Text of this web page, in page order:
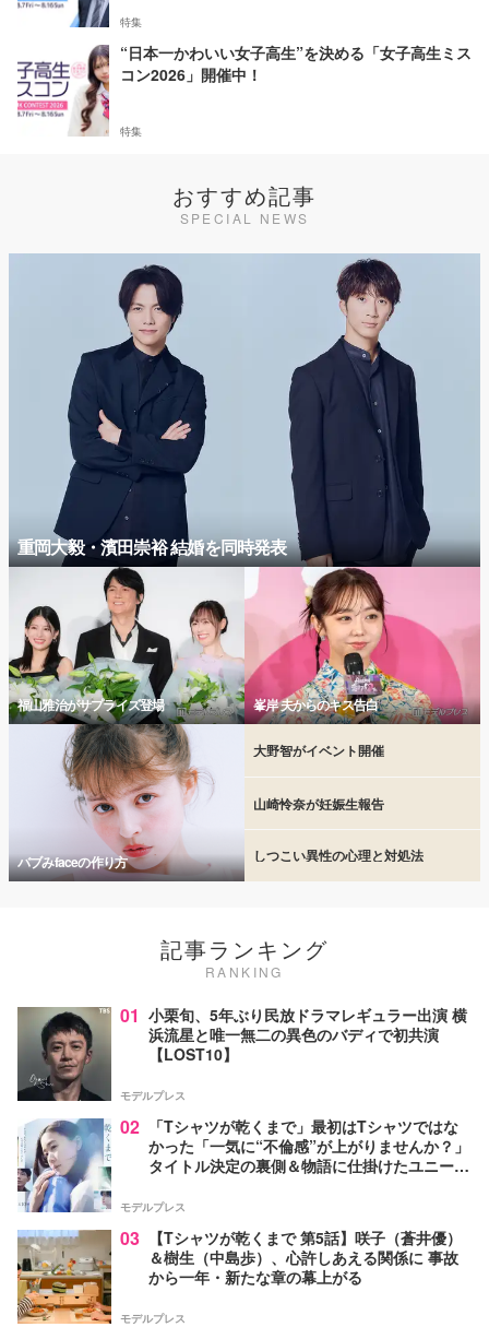
特集
“日本一かわいい女子高生”を決める「女子高生ミス
コン2026」開催中！
特集
おすすめ記事
SPECIAL NEWS
重岡大毅・濱田崇裕 結婚を同時発表
福山雅治がサプライズ登場 峯岸 夫からのキス告白
バブみfaceの作り方
大野智がイベント開催
山崎怜奈が妊娠生報告
しつこい異性の心理と対処法
記事ランキング
RANKING
01 小栗旬、5年ぶり民放ドラマレギュラー出演 横
浜流星と唯一無二の異色のバディで初共演
【LOST10】
モデルプレス
02
「Tシャツが乾くまで」最初はTシャツではな
かった「一気に“不倫感”が上がりませんか？」
タイトル決定の裏側＆物語に仕掛けたユニーク
モデルプレス
03
【Tシャツが乾くまで 第5話】咲子（蒼井優）
＆樹生（中島歩）、心許しあえる関係に 事故
から一年・新たな章の幕上がる
モデルプレス